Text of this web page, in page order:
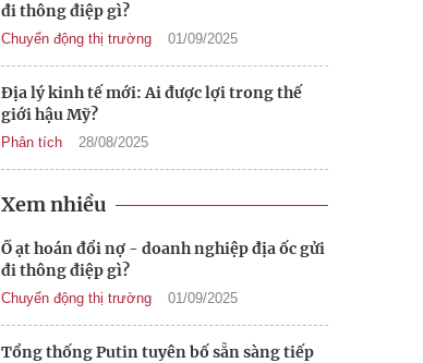
đi thông điệp gì?
Chuyển động thị trường 01/09/2025
Địa lý kinh tế mới: Ai được lợi trong thế
giới hậu Mỹ?
Phân tích 28/08/2025
Xem nhiều
Ồ ạt hoán đổi nợ - doanh nghiệp địa ốc gửi
đi thông điệp gì?
Chuyển động thị trường 01/09/2025
Tổng thống Putin tuyên bố sẵn sàng tiếp